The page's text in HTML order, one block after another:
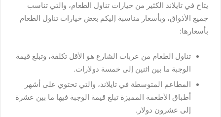
يتاح في تايلاند الكثير من خيارات تناول الطعام، والتي تناسب
جميع الأذواق، وبأسعار مناسبة إليكم بعض خيارات تناول الطعام
بأسعارها:
تناول الطعام من عربات الشارع هو الأقل تكلفة، وتبلغ قيمة
الوجبة ما بين اثنين إلى خمسة دولارات.
المطاعم المتوسطة في تايلاند، والتي تحتوي على أشهر
أطباق الأطعمة المميزة تبلغ قيمة الوجبة فيها ما بين عشرة
إلى عشرون دولار.